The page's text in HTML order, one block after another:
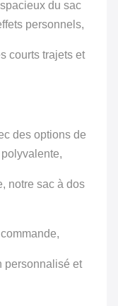
du sac
personnels,
courts trajets et
des options de
notre sac à dos
personnalisé et